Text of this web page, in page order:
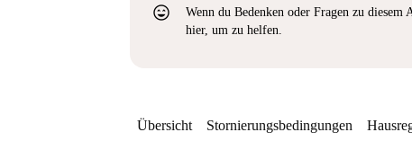
sentiment_very_satisfied
Wenn du Bedenken oder Fragen zu diesem
hier, um zu helfen.
Übersicht Stornierungsbedingungen